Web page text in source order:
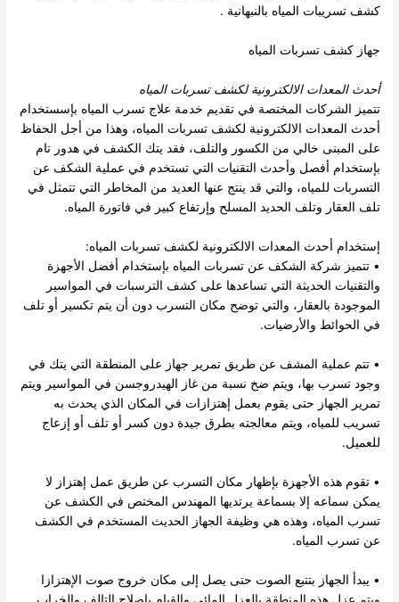
كشف تسريبات المياه بالنبهانية .
جهاز كشف تسربات المياه
أحدث المعدات الالكترونية لكشف تسربات المياه
تتميز الشركات المختصة في تقديم خدمة علاج تسرب المياه بإسستخدام
أحدث المعدات الالكترونية لكشف تسربات المياه، وهذا من أجل الحفاظ
على المبنى خالي من الكسور والتلف، فقد يتك الكشف في هدور تام
بإستخدام أفصل وأحدث التقنيات التي تستخدم في عملية الشكف عن
التسربات للمياه، والتي قد ينتج عنها العديد من المخاطر التي تتمثل في
تلف العقار وتلف الحديد المسلح وإرتفاع كبير في فاتورة المياه.
إستخدام أحدث المعدات الالكترونية لكشف تسربات المياه:
• تتميز شركة الشكف عن تسربات المياه بإستخدام أفضل الأجهزة
والتقنيات الحديثة التي تساعدها على كشف الترسبات في المواسير
الموجودة بالعقار، والتي توضح مكان التسرب دون أن يتم تكسير أو تلف
في الحوائط والأرضيات.
• تتم عملية المشف عن طريق تمرير جهاز على المنطقة التي يتك في
وجود تسرب بها، ويتم ضخ نسبة من غاز الهيدروجسن في المواسير ويتم
تمرير الجهاز حتى يقوم بعمل إهتزازات في المكان الذي يحدث به
تسريب للمياه، ويتم معالجته بطرق جيدة دون كسر أو تلف أو إزعاج
للعميل.
• تقوم هذه الأجهزة بإظهار مكان التسرب عن طريق عمل إهتزاز لا
يمكن سماعه إلا بسماعة يرتديها المهندس المختص في الكشف عن
تسرب المياه، وهذه هي وظيفة الجهاز الحديث المستخدم في الكشف
عن تسرب المياه.
• يبدأ الجهاز بتتبع الصوت حتى يصل إلى مكان خروج صوت الإهتزازا
ويتم عزل هذه المنطقة بالعزل المائي والقيام بإصلاح التالف والخراب.